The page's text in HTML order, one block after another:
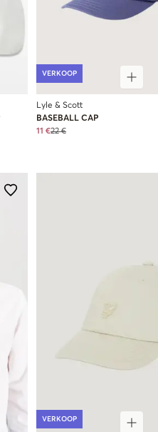
VERKOOP
Lyle & Scott
BASEBALL CAP
11 €22 €
VERKOOP